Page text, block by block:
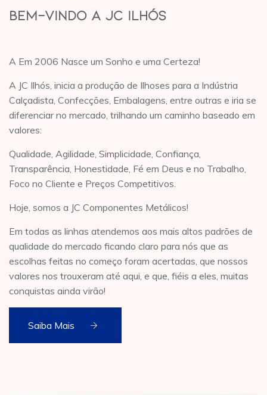
Bem-vindo à JC Ilhós
A Em 2006 Nasce um Sonho e uma Certeza!
A JC Ilhós, inicia a produção de Ilhoses para a Indústria
Calçadista, Confecções, Embalagens, entre outras e iria se
diferenciar no mercado, trilhando um caminho baseado em
valores:
Qualidade, Agilidade, Simplicidade, Confiança,
Transparência, Honestidade, Fé em Deus e no Trabalho,
Foco no Cliente e Preços Competitivos.
Hoje, somos a JC Componentes Metálicos!
Em todas as linhas atendemos aos mais altos padrões de
qualidade do mercado ficando claro para nós que as
escolhas feitas no começo foram acertadas, que nossos
valores nos trouxeram até aqui, e que, fiéis a eles, muitas
conquistas ainda virão!
Saiba Mais